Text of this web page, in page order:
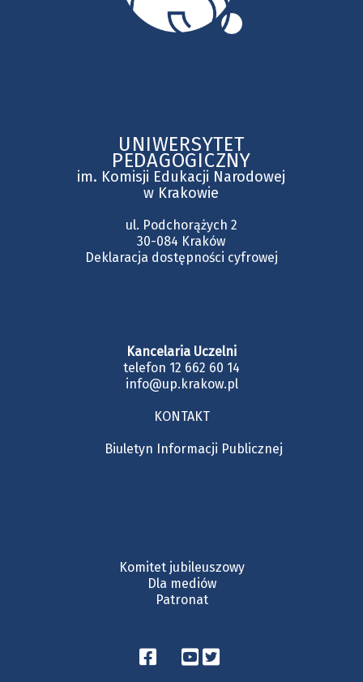
UNIWERSYTET
PEDAGOGICZNY
im. Komisji Edukacji Narodowej
w Krakowie
ul. Podchorążych 2
30-084 Kraków
Deklaracja dostępności cyfrowej
Kancelaria Uczelni
telefon 12 662 60 14
info@up.krakow.pl
KONTAKT
Biuletyn Informacji Publicznej
Komitet jubileuszowy
Dla mediów
Patronat